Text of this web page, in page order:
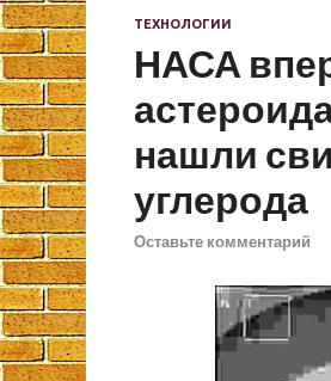
ТЕХНОЛОГИИ
НАСА
нашли
углерода
Оставьте комментарий